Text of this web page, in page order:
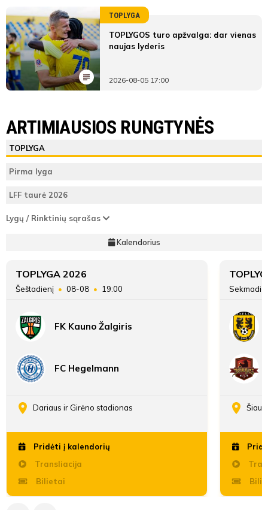
TOPLYGA
TOPLYGOS turo apžvalga: dar vienas
naujas lyderis
2026-08-05 17:00
Banga
MRU
9 Taškai
Įvarčių
MFA Žalgiris-MRU
ATSARGINIAI ŽAIDĖJAI
FK Banga
Pirmas
ARTIMIAUSIOS RUNGTYNĖS
TOPLYGA
Pirma lyga
LFF taurė 2026
Lygų / Rinktinių sąrašas
Kalendorius
TOPLYGA 2026
Šeštadienį 08-08 19:00
FK Kauno Žalgiris
FC Hegelmann
Dariaus ir Girėno stadionas
Pridėti į kalendorių
Transliacija
Bilietai